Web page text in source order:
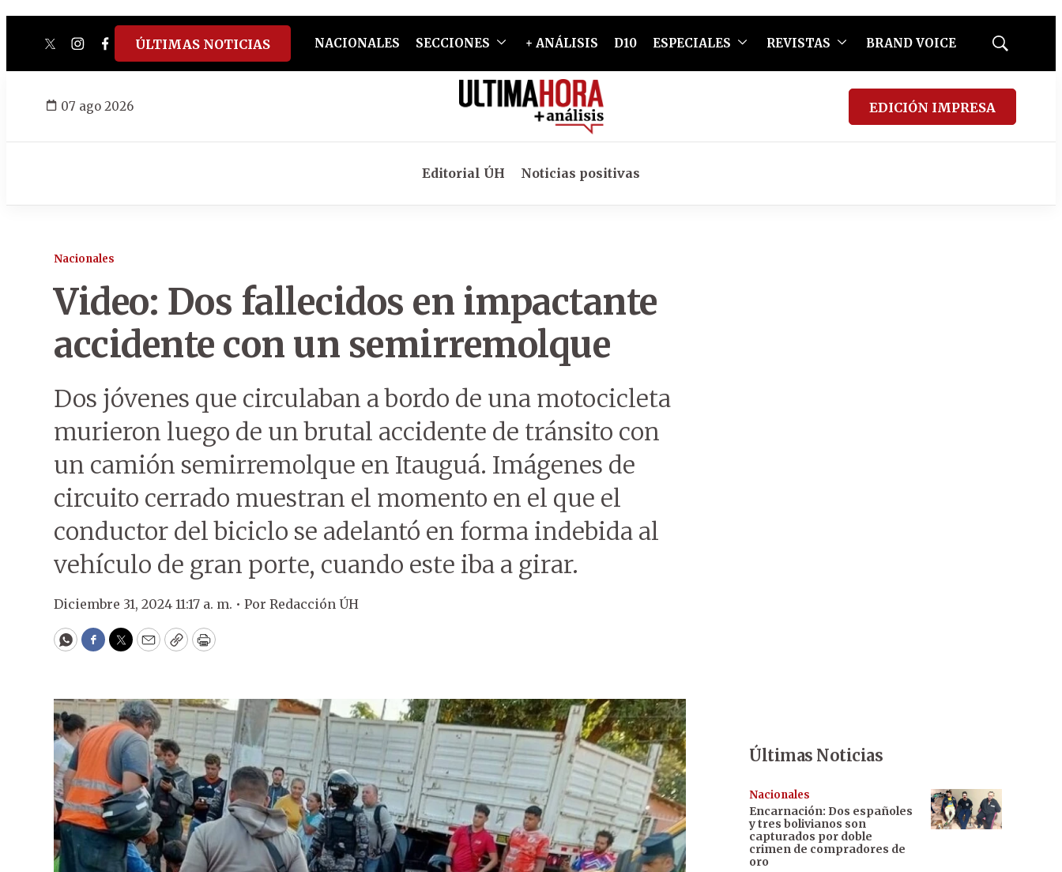
twitterinstagram
facebook
tiktokyoutube
spotify
ÚLTIMAS NOTICIAS NACIONALES SECCIONES + ANÁLISIS D10 ESPECIALES REVISTAS BRAND VOICE
Mostrar
07 ago 2026 EDICIÓN IMPRESA
Editorial ÚH Noticias positivas
Nacionales
Video: Dos fallecidos en impactante
accidente con un semirremolque
Dos jóvenes que circulaban a bordo de una motocicleta
murieron luego de un brutal accidente de tránsito con
un camión semirremolque en Itauguá. Imágenes de
circuito cerrado muestran el momento en el que el
conductor del biciclo se adelantó en forma indebida al
vehículo de gran porte, cuando este iba a girar.
Diciembre 31, 2024 11:17 a. m. • Por Redacción ÚH
WhatsApp
Facebook
Twitter
EmailCopyPrint
Últimas Noticias
Nacionales
Encarnación: Dos españoles
y tres bolivianos son
capturados por doble
crimen de compradores de
oro